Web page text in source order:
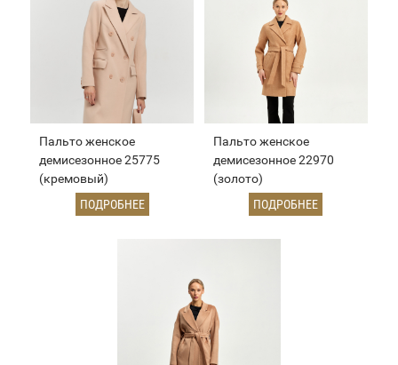
Пальто женское
демисезонное 25775
(кремовый)
ПОДРОБНЕЕ
Пальто женское
демисезонное 22970
(золото)
ПОДРОБНЕЕ